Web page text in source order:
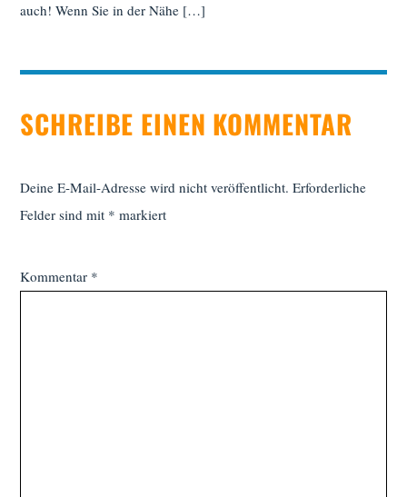
auch! Wenn Sie in der Nähe […]
SCHREIBE EINEN KOMMENTAR
Deine E-Mail-Adresse wird nicht veröffentlicht. Erforderliche
Felder sind mit * markiert
Kommentar *